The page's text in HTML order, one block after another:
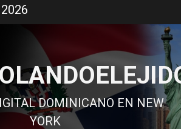
DOMINICANO EN NEW
YORK